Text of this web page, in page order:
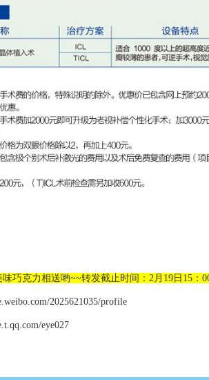
克力相送哟~~转发截止时间：2月19日15：
2025621035/profile
eye027